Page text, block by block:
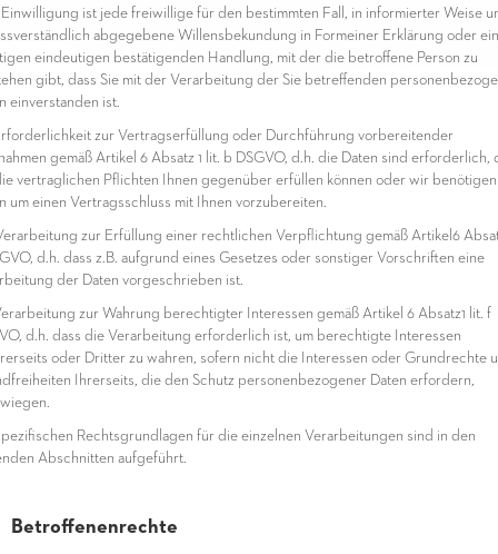
ist jede freiwillige für den bestimmten Fall, in informierter Weise
abgegebene Willensbekundung in Formeiner Erklärung oder
eindeutigen bestätigenden Handlung, mit der die betroffene Person zu
gibt, dass Sie mit der Verarbeitung der Sie betreffenden
einverstanden ist.
zur Vertragserfüllung oder Durchführung vorbereitender
gemäß Artikel 6 Absatz 1 lit. b DSGVO, d.h. die Daten sind erforderlich,
vertraglichen Pflichten Ihnen gegenüber erfüllen können oder wir
um einen Vertragsschluss mit Ihnen vorzubereiten.
zur Erfüllung einer rechtlichen Verpflichtung gemäß Artikel6
d.h. dass z.B. aufgrund eines Gesetzes oder sonstiger Vorschriften eine
der Daten vorgeschrieben ist.
zur Wahrung berechtigter Interessen gemäß Artikel 6 Absatz1 lit. f
d.h. dass die Verarbeitung erforderlich ist, um berechtigte Interessen
oder Dritter zu wahren, sofern nicht die Interessen oder Grundrechte
Ihrerseits, die den Schutz personenbezogener Daten erfordern,
Rechtsgrundlagen für die einzelnen Verarbeitungen sind in den
Abschnitten aufgeführt.
Betroffenenrechte